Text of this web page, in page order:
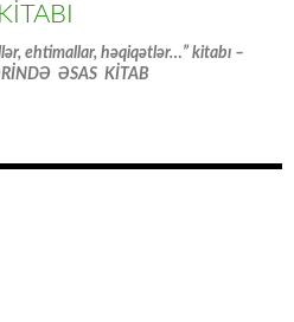
ehtimallar, həqiqətlər…” kitabı –
ƏSAS KİTAB